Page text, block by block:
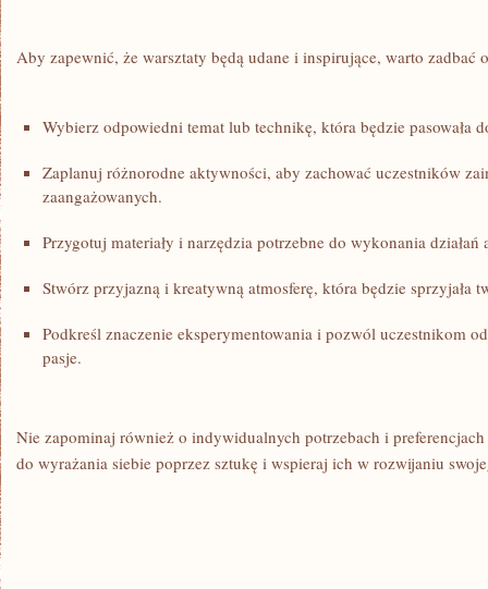
Aby zapewnić, ‍że warsztaty będą⁤ udane i inspirujące, warto⁤
Wybierz odpowiedni temat lub ⁣technikę, która będzie pasowała
Zaplanuj różnorodne aktywności, aby ​zachować uczestników
zaangażowanych.
Przygotuj materiały i narzędzia potrzebne do ‌wykonania działań
Stwórz przyjazną ⁣i kreatywną atmosferę, która będzie sprzyjała
Podkreśl​ znaczenie eksperymentowania i pozwól uczestnikom
pasje.
Nie zapominaj również o indywidualnych potrzebach i‌
do wyrażania ⁤siebie poprzez sztukę i ‍wspieraj ich‌ w⁢ rozwijaniu